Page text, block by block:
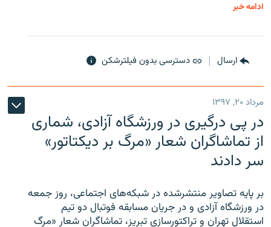
ادامه خبر
ارسال دسترسی بدون فیلترشکن
مرداد ۲۰, ۱۳۹۷
در پی درگیری در ورزشگاه آزادی، شماری
از تماشاگران شعار «مرگ بر دیکتاتور»
سر دادند
بر پایه تصاویر منتشرشده در شبکه‌های اجتماعی، روز جمعه
در ورزشگاه آزادی و در جریان مسابقه فوتبال دو تیم
استقلال تهران و تراکتورسازی تبریز، تماشاگران شعار «مرگ